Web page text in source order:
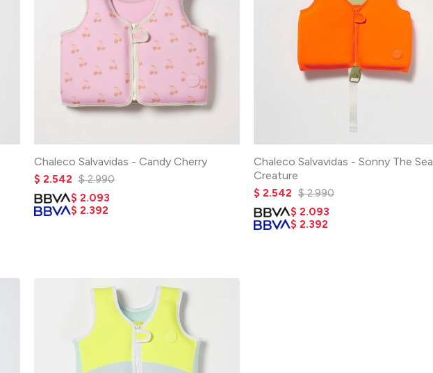
Chaleco Salvavidas - Candy Cherry
$ 2.542 $ 2.990
$ 2.093
$ 2.392
Chaleco Salvavidas - Sonny The Sea
Creature
$ 2.542 $ 2.990
$ 2.093
$ 2.392